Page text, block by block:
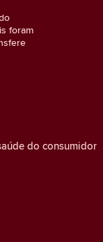
foram
do consumidor